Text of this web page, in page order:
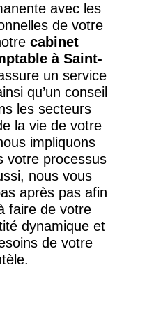
avec les
de votre
cabinet
à Saint-
un service
qu’un conseil
les secteurs
la vie de votre
impliquons
votre processus
nous vous
après pas afin
faire de votre
dynamique et
de votre